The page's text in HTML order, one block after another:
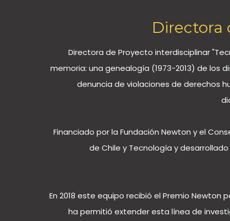
Directora
Directora de Proyecto interdisciplinar
memoria: una genealogía (1973-2013) de los
denuncia de violaciones de derechos
Financiado por la Fundación Newton y el
de Chile y Tecnología y
En 2018 este equipo recibió el Premio Newton
ha permitió extender esta línea de